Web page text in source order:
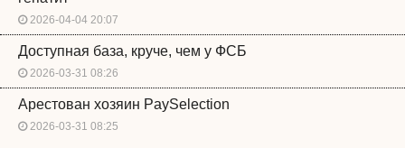
2026-04-04 20:07
Доступная база, круче, чем у ФСБ
2026-03-31 08:26
Арестован хозяин PaySelection
2026-03-31 08:25